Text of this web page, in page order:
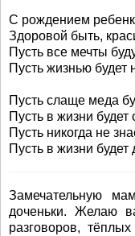
С рождением
Здоровой быть,
Пусть все мечты
Пусть жизнью будет
Пусть слаще меда
Пусть в жизни будет
Пусть никогда не
Пусть в жизни
Замечательную
доченьки. Желаю
разговоров,